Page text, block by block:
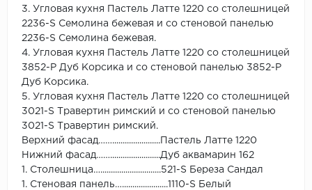
3. Угловая кухня Пастель Латте 1220 со столешницей
2236-S Семолина бежевая и со стеновой панелью
2236-S Семолина бежевая.
4. Угловая кухня Пастель Латте 1220 со столешницей
3852-Р Дуб Корсика и со стеновой панелью 3852-Р
Дуб Корсика.
5. Угловая кухня Пастель Латте 1220 со столешницей
3021-S Травертин римский и со стеновой панелью
3021-S Травертин римский.
Верхний фасад…….......................Пастель Латте 1220
Нижний фасад……........................Дуб аквамарин 162
1. Столешница….............................521-S Береза Сандал
1. Стеновая панель…......................1110-S Белый